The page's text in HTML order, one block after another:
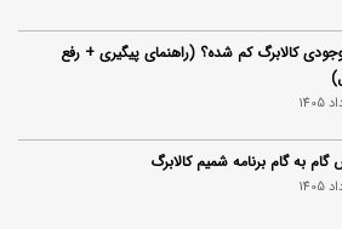
کالابرگ کم شده؟ (راهنمای پیگیری + رفع
گام به گام برنامه شمیم کالابرگ